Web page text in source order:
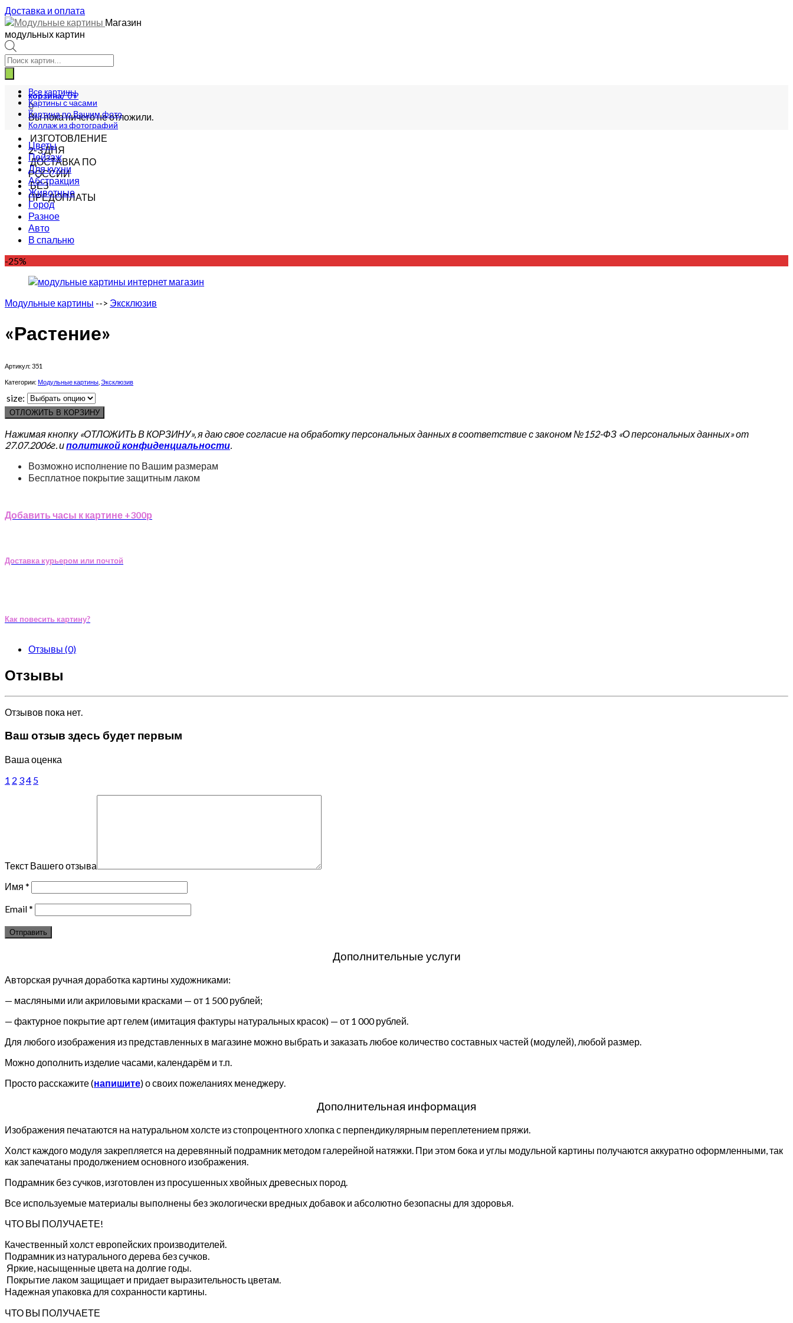
Доставка и оплата
Магазин
модульных картин
Поиск
товаров
корзина/0₽
0
Вы пока ничего не отложили.
ИЗГОТОВЛЕНИЕ
2-3 ДНЯ
ДОСТАВКА ПО
РОССИИ
БЕЗ
ПРЕДОПЛАТЫ
Все картины
Картины с часами
Картина по Вашим фото
Коллаж из фотографий
Цветы
Пейзаж
Для кухни
Абстракция
Животные
Город
Разное
Авто
В спальню
-25%
Модульные картины --> Эксклюзив
«Растение»
Артикул: 351
Категории: Модульные картины Эксклюзив
size:
ОТЛОЖИТЬ В КОРЗИНУ
Нажимая кнопку «ОТЛОЖИТЬ В КОРЗИНУ», я даю свое согласие на обработку персональных данных в соответствие с законом №152-ФЗ «О персональных данных» от
27.07.2006г. иполитикой конфиденциальности.
Возможно исполнение по Вашим размерам
Бесплатное покрытие защитным лаком
Добавить часы к картине +300р
Доставка курьером или почтой
Как повесить картину?
Отзывы (0)
Отзывы
Отзывов пока нет.
Ваш отзыв здесь будет первым
Ваша оценка
1 2 34 5
Текст Вашего отзыва
Имя *
Email*
Дополнительные услуги
Авторская ручная доработка картины художниками:
— масляными или акриловыми красками — от 1 500 рублей;
— фактурное покрытие арт гелем (имитация фактуры натуральных красок) — от 1 000 рублей.
Для любого изображения из представленных в магазине можно выбрать и заказать любое количество составных частей (модулей), любой размер.
Можно дополнить изделие часами, календарём и т.п.
Просто расскажите (напишите) о своих пожеланиях менеджеру.
Дополнительная информация
Изображения печатаются на натуральном холсте из стопроцентного хлопка с перпендикулярным переплетением пряжи.
Холст каждого модуля закрепляется на деревянный подрамник методом галерейной натяжки. При этом бока и углы модульной картины получаются аккуратно оформленными, так
как запечатаны продолжением основного изображения.
Подрамник без сучков, изготовлен из просушенных хвойных древесных пород.
Все используемые материалы выполнены без экологически вредных добавок и абсолютно безопасны для здоровья.
ЧТО ВЫ ПОЛУЧАЕТЕ!
Качественный холст европейских производителей.
Подрамник из натурального дерева без сучков.
Яркие, насыщенные цвета на долгие годы.
Покрытие лаком защищает и придает выразительность цветам.
Надежная упаковка для сохранности картины.
ЧТО ВЫ ПОЛУЧАЕТЕ